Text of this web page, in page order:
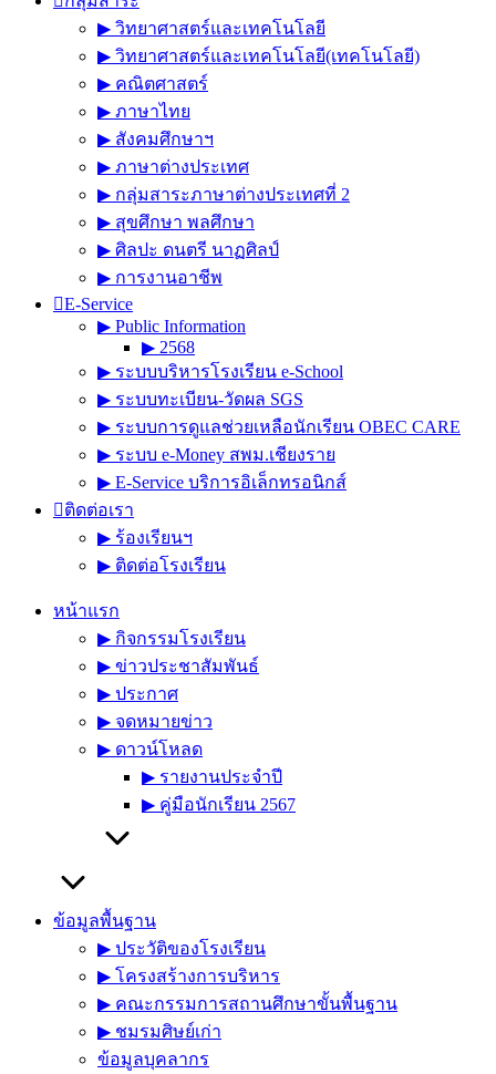
▶︎ วิทยาศาสตร์และเทคโนโลยี
▶︎ วิทยาศาสตร์และเทคโนโลยี(เทคโนโลยี)
▶︎ คณิตศาสตร์
▶︎ ภาษาไทย
▶︎ สังคมศึกษาฯ
▶︎ ภาษาต่างประเทศ
▶︎ กลุ่มสาระภาษาต่างประเทศที่ 2
▶︎ สุขศึกษา พลศึกษา
▶︎ ศิลปะ ดนตรี นาฏศิลป์
▶︎ การงานอาชีพ
E-Service
▶︎ Public Information
▶︎ 2568
▶︎ ระบบบริหารโรงเรียน e-School
▶︎ ระบบทะเบียน-วัดผล SGS
▶︎ ระบบการดูแลช่วยเหลือนักเรียน OBEC CARE
▶︎ ระบบ e-Money สพม.เชียงราย
▶︎ E-Service บริการอิเล็กทรอนิกส์
ติดต่อเรา
▶︎ ร้องเรียนฯ
▶︎ ติดต่อโรงเรียน
หน้าแรก
▶︎ กิจกรรมโรงเรียน
▶︎ ข่าวประชาสัมพันธ์
▶︎ ประกาศ
▶︎ จดหมายข่าว
▶︎ ดาวน์โหลด
▶︎ รายงานประจำปี
▶︎ คู่มือนักเรียน 2567
ข้อมูลพื้นฐาน
▶︎ ประวัติของโรงเรียน
▶︎ โครงสร้างการบริหาร
▶︎ คณะกรรมการสถานศึกษาขั้นพื้นฐาน
▶︎ ชมรมศิษย์เก่า
ข้อมูลบุคลากร